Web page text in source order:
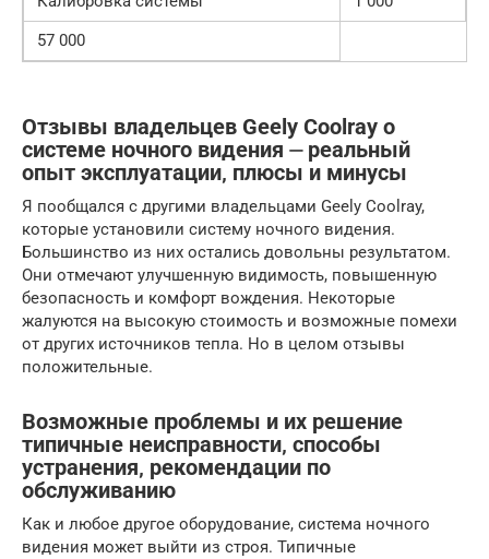
57 000
Отзывы владельцев Geely Coolray о
системе ночного видения ⏤ реальный
опыт эксплуатации‚ плюсы и минусы
Я пообщался с другими владельцами Geely Coolray,
которые установили систему ночного видения.
Большинство из них остались довольны результатом.
Они отмечают улучшенную видимость, повышенную
безопасность и комфорт вождения. Некоторые
жалуются на высокую стоимость и возможные помехи
от других источников тепла. Но в целом отзывы
положительные.
Возможные проблемы и их решение
типичные неисправности‚ способы
устранения‚ рекомендации по
обслуживанию
Как и любое другое оборудование, система ночного
видения может выйти из строя. Типичные